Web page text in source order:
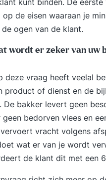
de eisen waaraan je
ogen van de klant.
wordt er zeker van uw
deze vraag heeft veelal
product of dienst en de
De bakker levert geen
bedorven vlees en
vracht volgens
wat er van je wordt
de klant dit met een